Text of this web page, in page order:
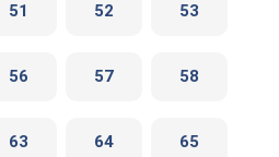
Play Video
51 52 53
56 57 58
63 64 65